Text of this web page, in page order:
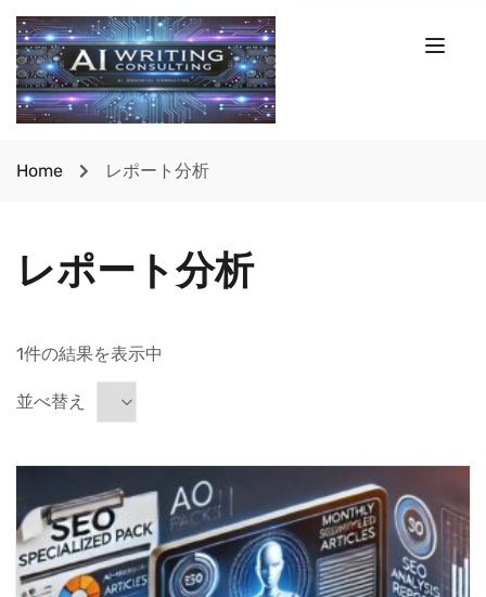
Home レポート分析
レポート分析
1件の結果を表示中
並べ替え